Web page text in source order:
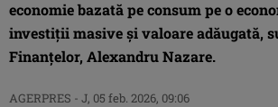
economie bazată pe consum pe o
investiţii masive şi valoare adăugată,
Finanţelor, Alexandru Nazare.
AGERPRES - J, 05 feb. 2026, 09:06